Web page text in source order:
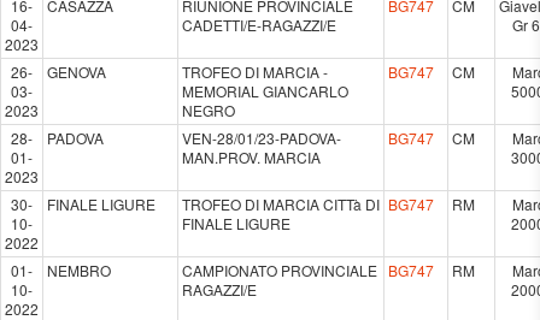
16-
04-
2023
CASAZZA
RIUNIONE PROVINCIALE
CADETTI/E-RAGAZZI/E
BG747 CM
Gr
26-
03-
2023
GENOVA
TROFEO DI MARCIA -
MEMORIAL GIANCARLO
NEGRO
BG747 CM
28-
01-
2023
PADOVA
VEN-28/01/23-PADOVA-
MAN.PROV. MARCIA
BG747 CM
30-
10-
2022
FINALE LIGURE
TROFEO DI MARCIA CITTà DI
FINALE LIGURE
BG747 RM
01-
10-
2022
NEMBRO
CAMPIONATO PROVINCIALE
RAGAZZI/E
BG747 RM